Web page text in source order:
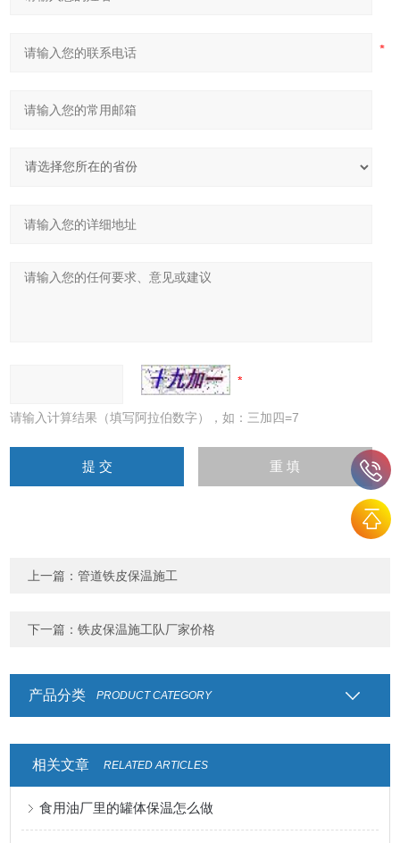
请输入计算结果（填写阿拉伯数字），如：三加四=7
上一篇：管道铁皮保温施工
下一篇：铁皮保温施工队厂家价格
产品分类 PRODUCT CATEGORY
相关文章 RELATED ARTICLES
食用油厂里的罐体保温怎么做